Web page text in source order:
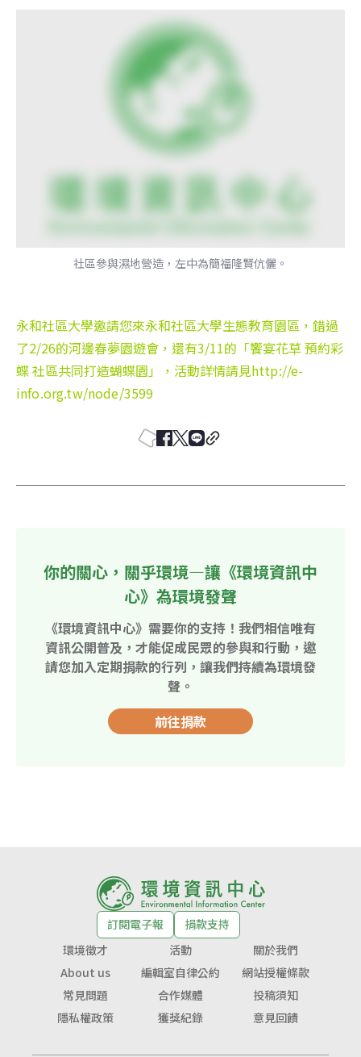
社區參與濕地營造，左中為簡福隆賢伉儷。
永和社區大學邀請您來永和社區大學生態教育園區，錯過
了2/26的河邊春夢園遊會，還有3/11的「饗宴花草 預約彩
蝶 社區共同打造蝴蝶園」，活動詳情請見http://e-
info.org.tw/node/3599
你的關心，關乎環境—讓《環境資訊中
心》為環境發聲
《環境資訊中心》需要你的支持！我們相信唯有
資訊公開普及，才能促成民眾的參與和行動，邀
請您加入定期捐款的行列，讓我們持續為環境發
聲。
前往捐款
訂閱電子報
捐款支持
環境徵才
活動
關於我們
About us
編輯室自律公約
網站授權條款
常見問題
合作媒體
投稿須知
隱私權政策
獲獎紀錄 意見回饋